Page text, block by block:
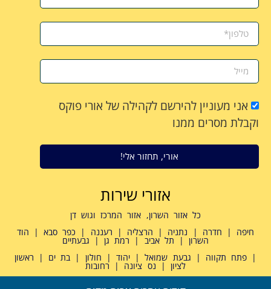
אני מעוניין להירשם לקהילה של אורי פוקס
וקבלת מסרים ממנו
אורי, תחזור אלי!
אזורי שירות
כל אזור השרון, אזור המרכז וגוש דן
חיפה | חדרה | נתניה | הרצליה | רעננה | כפר סבא | הוד
השרון | תל אביב | רמת גן | גבעתיים
| פתח תקווה | גבעת שמואל | יהוד | חולון | בת ים | ראשון
לציון | נס ציונה | רחובות